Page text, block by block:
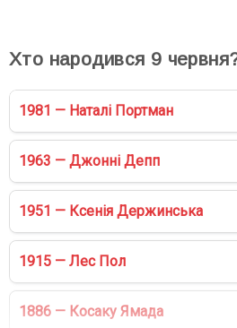
Хто народився 9
1981 — Наталі Портман
1963 — Джонні Депп
1951 — Ксенія Держинська
1915 — Лес Пол
1886 — Косаку Ямада